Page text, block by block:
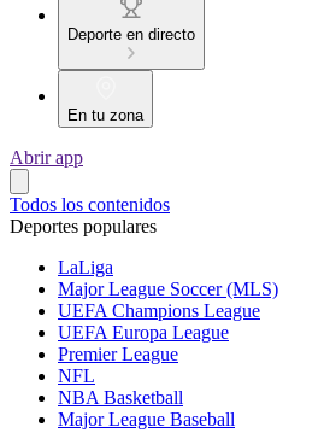
Deporte en directo
En tu zona
Abrir app
Todos los contenidos
Deportes populares
LaLiga
Major League Soccer (MLS)
UEFA Champions League
UEFA Europa League
Premier League
NFL
NBA Basketball
Major League Baseball